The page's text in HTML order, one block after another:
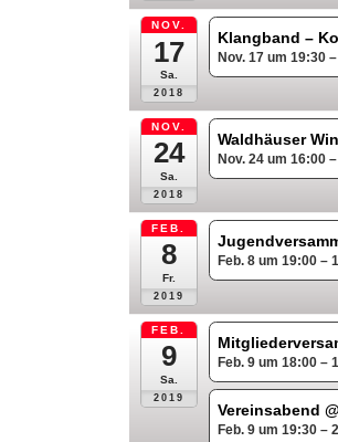
NOV.
17
Sa.
2018
Klangband –
Nov. 17 um 19:30
NOV.
24
Sa.
2018
Waldhäuser
Nov. 24 um 16:00
FEB.
8
Fr.
2019
Feb. 8 um 19:00 –
FEB.
9
Sa.
2019
Feb. 9 um 18:00 –
Vereinsabend
Feb. 9 um 19:30 –